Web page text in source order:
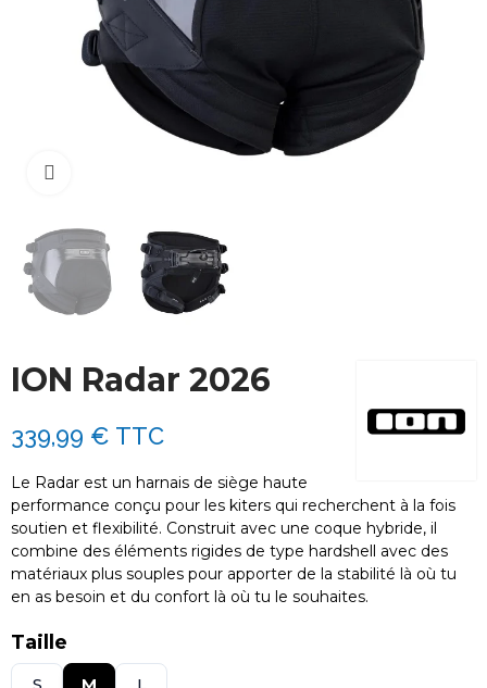
ION Radar 2026
339,99 € TTC
Le Radar est un harnais de siège haute
performance conçu pour les kiters qui recherchent à la fois
soutien et flexibilité. Construit avec une coque hybride, il
combine des éléments rigides de type hardshell avec des
matériaux plus souples pour apporter de la stabilité là où tu
en as besoin et du confort là où tu le souhaites.
Taille